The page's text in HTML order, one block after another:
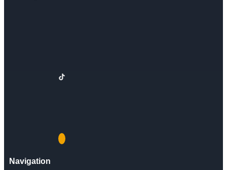
Navigation